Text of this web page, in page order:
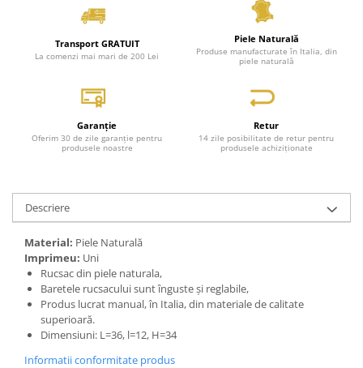
Transport GRATUIT
La comenzi mai mari de 200 Lei
Piele Naturală
Produse manufacturate în Italia, din
piele naturală
Garanție
Oferim 30 de zile garanție pentru
produsele noastre
Retur
14 zile posibilitate de retur pentru
produsele achiziționate
Descriere
Material: Piele Naturală
Imprimeu: Uni
Rucsac din piele naturala,
Baretele rucsacului sunt înguste și reglabile,
Produs lucrat manual, în Italia, din materiale de calitate
superioară.
Dimensiuni: L=36, l=12, H=34
Informatii conformitate produs